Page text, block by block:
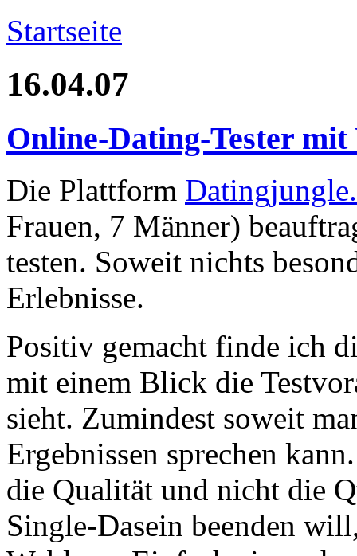
Startseite
16.04.07
Online-Dating-Tester mit
Die Plattform
Frauen, 7 Männer)
testen. Soweit nichts
Erlebnisse.
Positiv gemacht finde ich
mit einem Blick die
sieht. Zumindest soweit
Ergebnissen sprechen
die Qualität und nicht die
Single-Dasein beenden